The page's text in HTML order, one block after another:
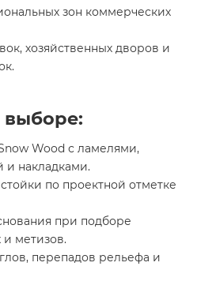
зон коммерческих
хозяйственных дворов и
выборе:
Wood с ламелями,
и накладками.
по проектной отметке
при подборе
и метизов.
перепадов рельефа и